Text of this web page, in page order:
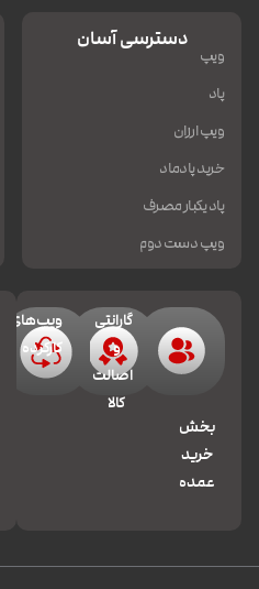
دسترسی آسان
ویپ
پاد
ویپ ارزان
خرید پادماد
پاد یکبار مصرف
ویپ دست دوم
بخش
خرید
عمده
گارانتی
و
اصالت
کالا
ویپ‌های
کارکرده